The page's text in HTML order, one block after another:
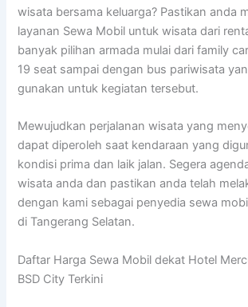
wisata bersama keluarga? Pastikan anda
layanan Sewa Mobil untuk wisata dari
banyak pilihan armada mulai dari family
19 seat sampai dengan bus pariwisata
gunakan untuk kegiatan tersebut.
Mewujudkan perjalanan wisata yang
dapat diperoleh saat kendaraan yang
kondisi prima dan laik jalan. Segera
wisata anda dan pastikan anda telah
dengan kami sebagai penyedia sewa
di Tangerang Selatan.
Daftar Harga Sewa Mobil dekat Hotel
BSD City Terkini